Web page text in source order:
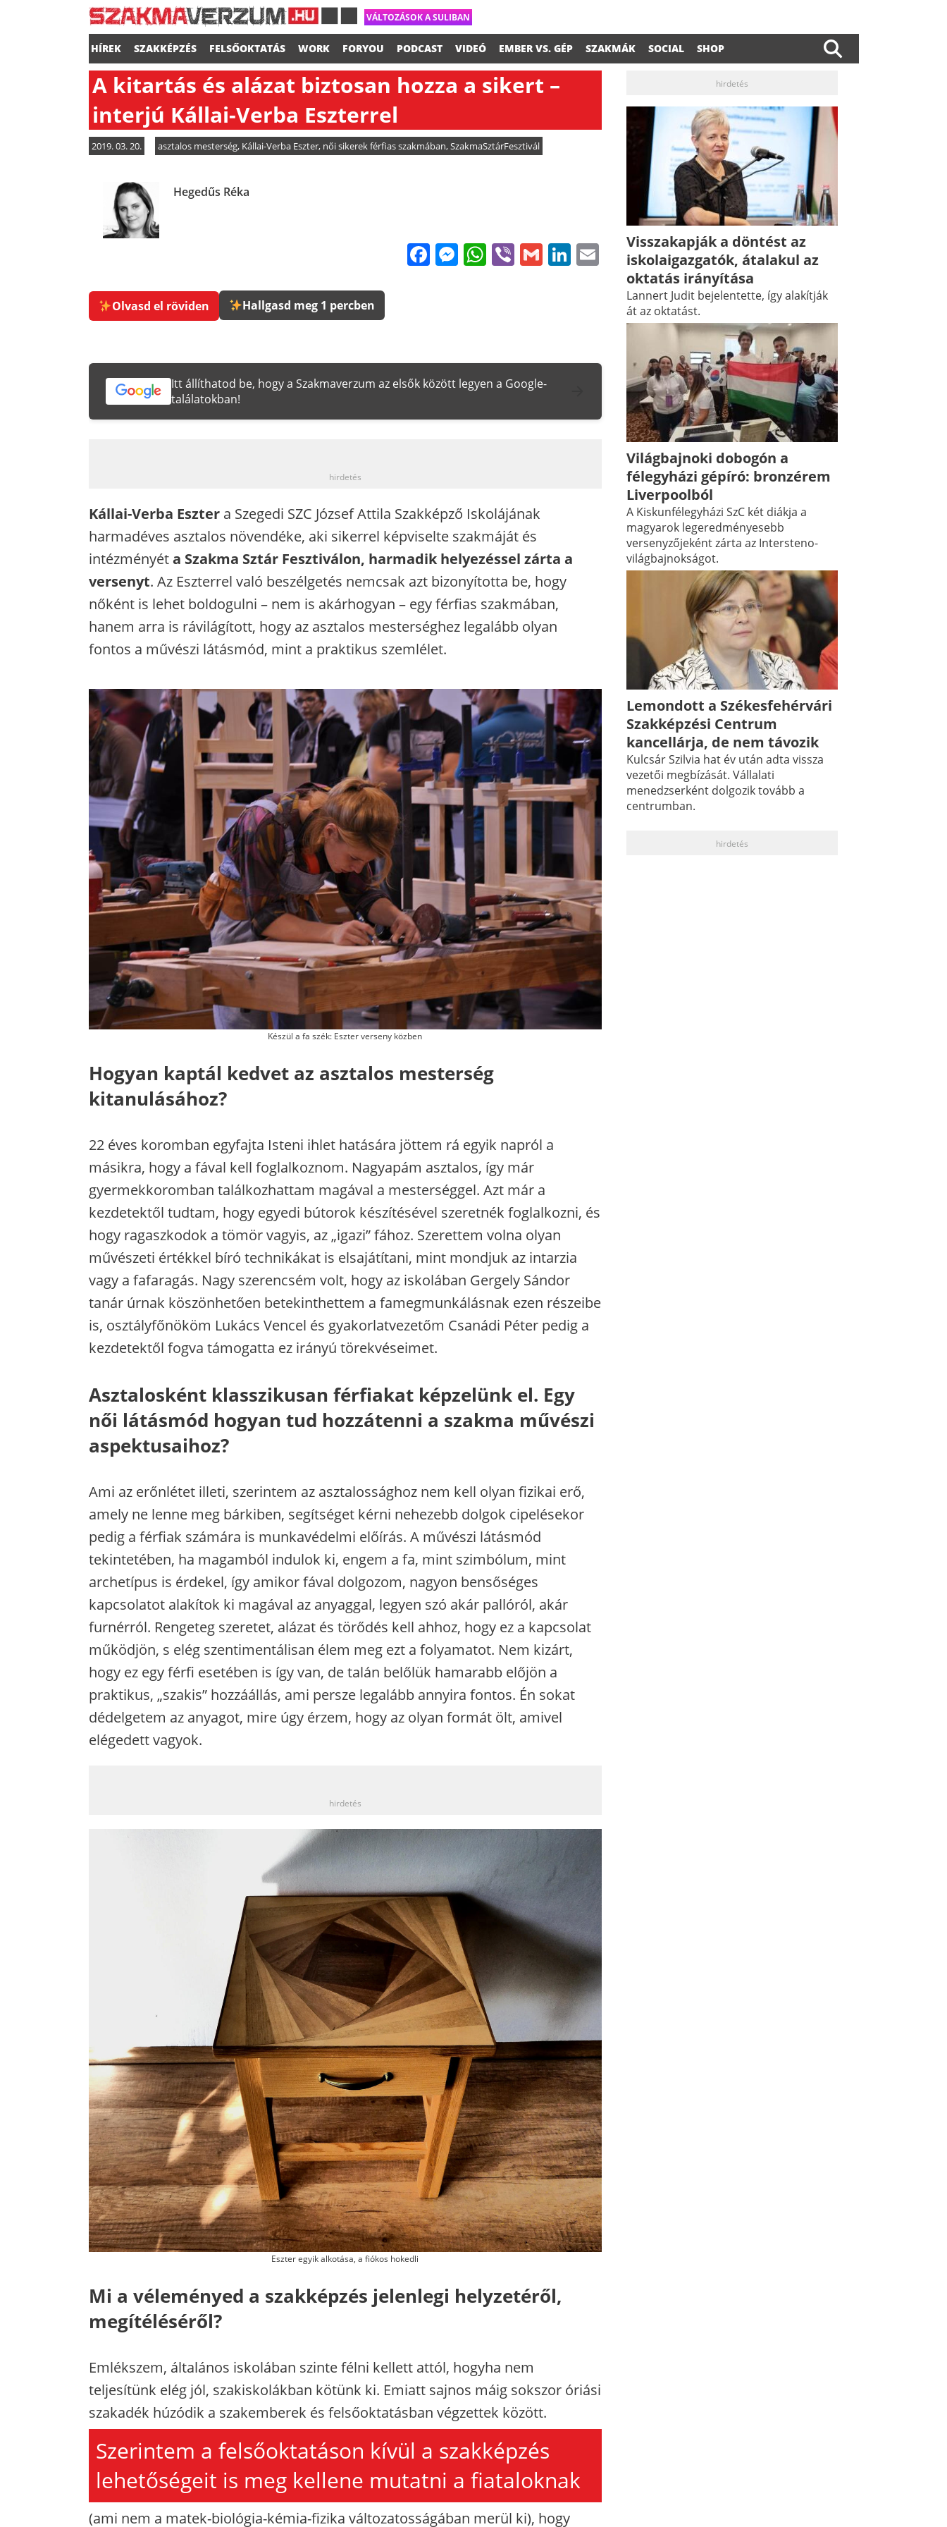
VÁLTOZÁSOK A SULIBAN
HÍREK SZAKKÉPZÉS FELSŐOKTATÁS WORK FORYOU PODCAST VIDEÓ EMBER VS. GÉP SZAKMÁK SOCIAL SHOP
A kitartás és alázat biztosan hozza a sikert –
interjú Kállai-Verba Eszterrel
2019. 03. 20. asztalos mesterség, Kállai-Verba Eszter, női sikerek férfias szakmában,SzakmaSztárFesztivál
Hegedűs Réka
Facebook
Messenger
WhatsApp
ViberGmailLinkedIn
Email
Olvasd el röviden Hallgasd meg 1 percben
Itt állíthatod be, hogy a Szakmaverzum az elsők között legyen a Google-
találatokban!
hirdetés
Kállai-Verba Esztera Szegedi SZC József Attila Szakképző Iskolájának
harmadéves asztalos növendéke, aki sikerrel képviselte szakmáját és
intézményéta Szakma Sztár Fesztiválon, harmadik helyezéssel zárta a
versenyt. Az Eszterrel való beszélgetés nemcsak azt bizonyította be, hogy
nőként is lehet boldogulni – nem is akárhogyan – egy férfias szakmában,
hanem arra is rávilágított, hogy az asztalos mesterséghez legalább olyan
fontos a művészi látásmód, mint a praktikus szemlélet.
Készül a fa szék: Eszter verseny közben
Hogyan kaptál kedvet az asztalos mesterség
kitanulásához?
22 éves koromban egyfajta Isteni ihlet hatására jöttem rá egyik napról a
másikra, hogy a fával kell foglalkoznom. Nagyapám asztalos, így már
gyermekkoromban találkozhattam magával a mesterséggel. Azt már a
kezdetektől tudtam, hogy egyedi bútorok készítésével szeretnék foglalkozni, és
hogy ragaszkodok a tömör vagyis, az „igazi” fához. Szerettem volna olyan
művészeti értékkel bíró technikákat is elsajátítani, mint mondjuk az intarzia
vagy a fafaragás. Nagy szerencsém volt, hogy az iskolában Gergely Sándor
tanár úrnak köszönhetően betekinthettem a famegmunkálásnak ezen részeibe
is, osztályfőnököm Lukács Vencel és gyakorlatvezetőm Csanádi Péter pedig a
kezdetektől fogva támogatta ez irányú törekvéseimet.
Asztalosként klasszikusan férfiakat képzelünk el. Egy
női látásmód hogyan tud hozzátenni a szakma művészi
aspektusaihoz?
Ami az erőnlétet illeti, szerintem az asztalossághoz nem kell olyan fizikai erő,
amely ne lenne meg bárkiben, segítséget kérni nehezebb dolgok cipelésekor
pedig a férfiak számára is munkavédelmi előírás. A művészi látásmód
tekintetében, ha magamból indulok ki, engem a fa, mint szimbólum, mint
archetípus is érdekel, így amikor fával dolgozom, nagyon bensőséges
kapcsolatot alakítok ki magával az anyaggal, legyen szó akár pallóról, akár
furnérról. Rengeteg szeretet, alázat és törődés kell ahhoz, hogy ez a kapcsolat
működjön, s elég szentimentálisan élem meg ezt a folyamatot. Nem kizárt,
hogy ez egy férfi esetében is így van, de talán belőlük hamarabb előjön a
praktikus, „szakis” hozzáállás, ami persze legalább annyira fontos. Én sokat
dédelgetem az anyagot, mire úgy érzem, hogy az olyan formát ölt, amivel
elégedett vagyok.
hirdetés
Eszter egyik alkotása, a fiókos hokedli
Mi a véleményed a szakképzés jelenlegi helyzetéről,
megítéléséről?
Emlékszem, általános iskolában szinte félni kellett attól, hogyha nem
teljesítünk elég jól, szakiskolákban kötünk ki. Emiatt sajnos máig sokszor óriási
szakadék húzódik a szakemberek és felsőoktatásban végzettek között.
Szerintem a felsőoktatáson kívül a szakképzés
lehetőségeit is meg kellene mutatni a fiataloknak
(ami nem a matek-biológia-kémia-fizika változatosságában merül ki), hogy
hirdetés
Visszakapják a döntést az
iskolaigazgatók, átalakul az
oktatás irányítása
Lannert Judit bejelentette, így alakítják
át az oktatást.
Világbajnoki dobogón a
félegyházi gépíró: bronzérem
Liverpoolból
A Kiskunfélegyházi SzC két diákja a
magyarok legeredményesebb
versenyzőjeként zárta az Intersteno-
világbajnokságot.
Lemondott a Székesfehérvári
Szakképzési Centrum
kancellárja, de nem távozik
Kulcsár Szilvia hat év után adta vissza
vezetői megbízását. Vállalati
menedzserként dolgozik tovább a
centrumban.
hirdetés